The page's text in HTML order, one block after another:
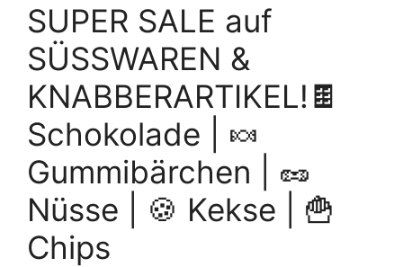
SUPER SALE auf
SÜSSWAREN &
KNABBERARTIKEL!🍫
Schokolade | 🍬
Gummibärchen | 🥜
Nüsse | 🍪 Kekse | 🍟
Chips